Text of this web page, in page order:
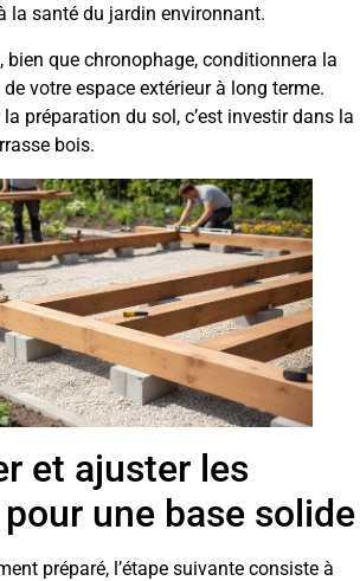
la santé du jardin environnant.
bien que chronophage, conditionnera la
votre espace extérieur à long terme.
préparation du sol, c’est investir dans la
bois.
et ajuster les
une base solide
préparé, l’étape suivante consiste à